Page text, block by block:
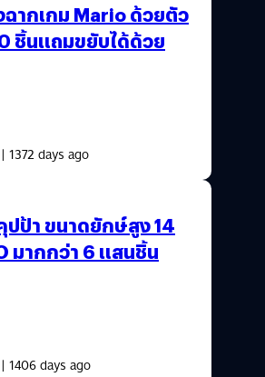
ากเกม Mario ด้วยตัว
ชิ้นแถมขยับได้ด้วย
| 1372 days ago
ป้า ขนาดยักษ์สูง 14
มากกว่า 6 แสนชิ้น
| 1406 days ago